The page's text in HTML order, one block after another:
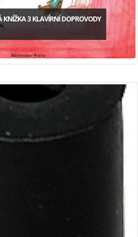
KNÍŽKA 3 KLAVÍRNÍ DOPROVODY